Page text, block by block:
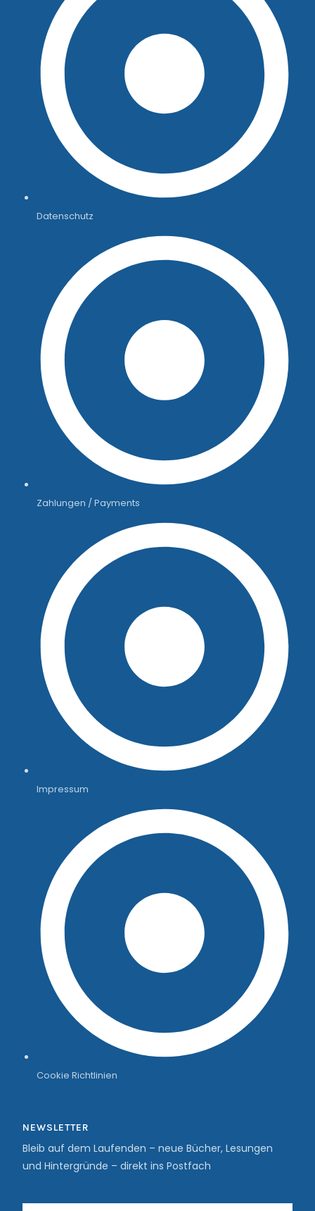
Datenschutz
Zahlungen / Payments
Impressum
Cookie Richtlinien
NEWSLETTER
Bleib auf dem Laufenden – neue Bücher, Lesungen
und Hintergründe – direkt ins Postfach